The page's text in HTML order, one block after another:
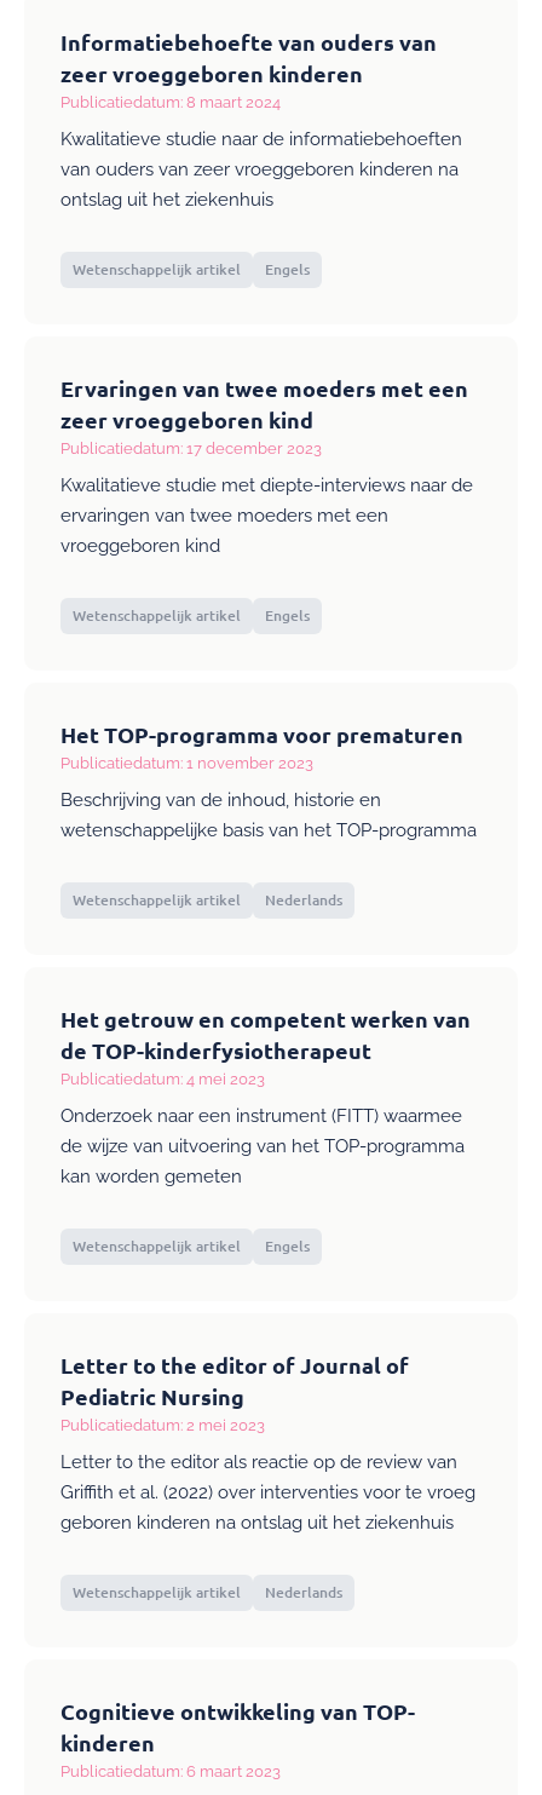
Informatiebehoefte van ouders van
zeer vroeggeboren kinderen
Publicatiedatum: 8 maart 2024
Kwalitatieve studie naar de informatiebehoeften
van ouders van zeer vroeggeboren kinderen na
ontslag uit het ziekenhuis
Wetenschappelijk artikel Engels
Ervaringen van twee moeders met een
zeer vroeggeboren kind
Publicatiedatum: 17 december 2023
Kwalitatieve studie met diepte-interviews naar de
ervaringen van twee moeders met een
vroeggeboren kind
Wetenschappelijk artikel Engels
Het TOP-programma voor prematuren
Publicatiedatum: 1 november 2023
Beschrijving van de inhoud, historie en
wetenschappelijke basis van het TOP-programma
Wetenschappelijk artikel Nederlands
Het getrouw en competent werken van
de TOP-kinderfysiotherapeut
Publicatiedatum: 4 mei 2023
Onderzoek naar een instrument (FITT) waarmee
de wijze van uitvoering van het TOP-programma
kan worden gemeten
Wetenschappelijk artikel Engels
Letter to the editor of Journal of
Pediatric Nursing
Publicatiedatum: 2 mei 2023
Letter to the editor als reactie op de review van
Griffith et al. (2022) over interventies voor te vroeg
geboren kinderen na ontslag uit het ziekenhuis
Wetenschappelijk artikel Nederlands
Cognitieve ontwikkeling van TOP-
kinderen
Publicatiedatum: 6 maart 2023